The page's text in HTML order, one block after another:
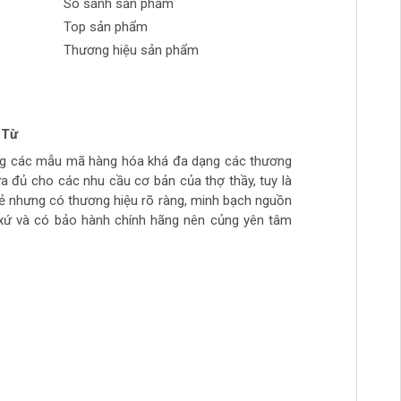
20, DCA đã xây dựng được uy tín trong việc
Điều này rất quan trọng đối với các ứng
năng chống chịu tốt trong nhiều điều kiện
Top sản phẩm
Thương hiệu sản phẩm
Phong
tự làm hàng chất lượng giá sinh viên, thich hợp
đi làm hằng ngày.. còn cao cấp ghé>>>>>>>>
>>>>>>>>
các mẫu mã hàng hóa khá đa dạng các thương
đủ cho các nhu cầu cơ bản của thợ thầy, tuy là
nhưng có thương hiệu rõ ràng, minh bạch nguồn
và có bảo hành chính hãng nên củng yên tâm
huynh
túi tiền, số lượng hàng ít, thường phải đợi đặt